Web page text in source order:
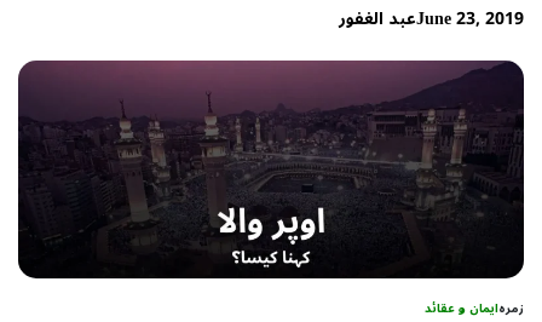
June 23, 2019عبد الغفور
زمرہایمان و عقائد